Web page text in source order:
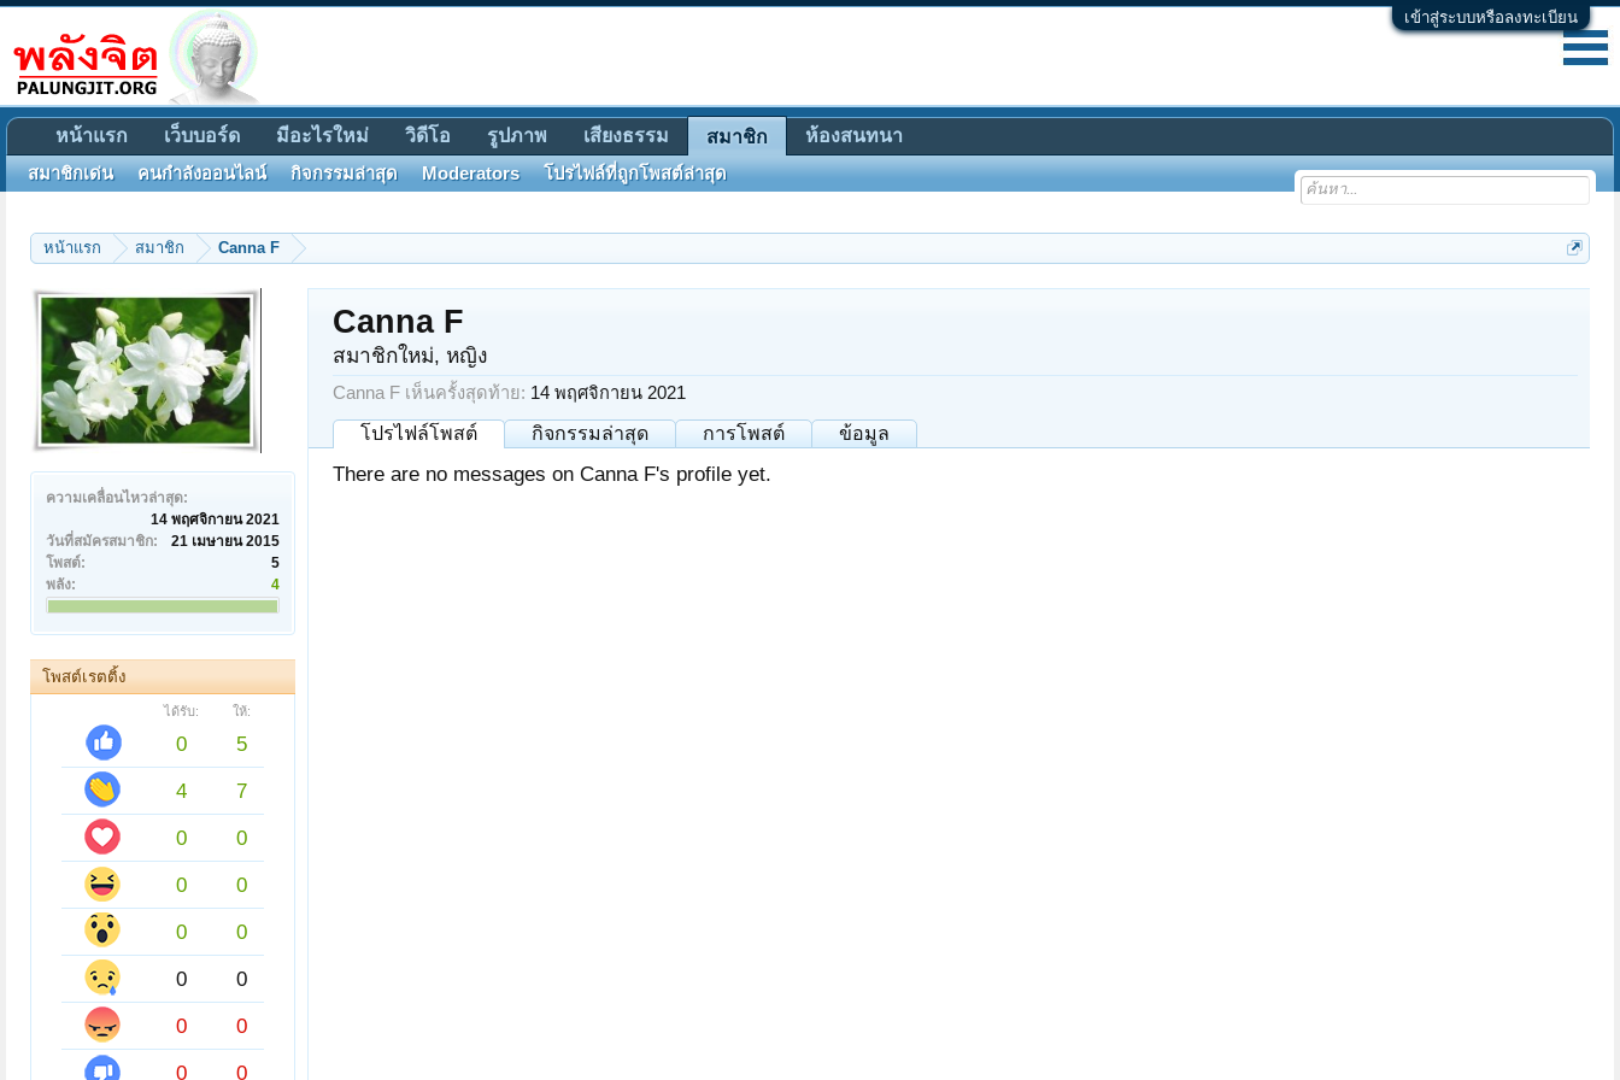
เข้าสู่ระบบหรือลงทะเบียน
หน้าแรก สมาชิก Canna F
ความเคลื่อนไหวล่าสุด:
14 พฤศจิกายน 2021
วันที่สมัครสมาชิก:
21 เมษายน 2015
โพสต์:
5
พลัง:
4
โพสต์เรตติ้ง
ได้รับ: ให้:
0
5
4
7
0
0
0
0
0
0
0
0
0
0
0
0
Canna F
สมาชิกใหม่, หญิง
Canna F เห็นครั้งสุดท้าย: 14 พฤศจิกายน 2021
โปรไฟล์โพสต์ กิจกรรมล่าสุด การโพสต์ ข้อมูล
There are no messages on Canna F's profile yet.
หน้าแรก เว็บบอร์ด มีอะไรใหม่ วิดีโอ รูปภาพ เสียงธรรม สมาชิก
สมาชิกเด่น คนกำลังออนไลน์ กิจกรรมล่าสุด Moderators โปรไฟล์ที่ถูกโพสต์ล่าสุด
ห้องสนทนา